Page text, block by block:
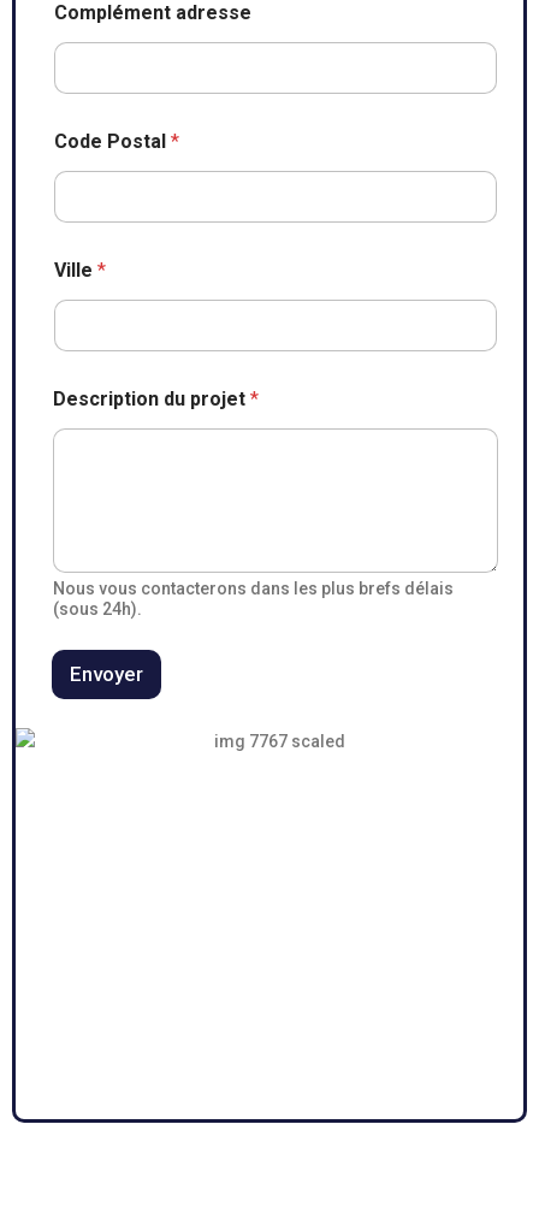
Complément adresse
Code Postal *
Ville *
Description du projet *
Nous vous contacterons dans les plus brefs délais
(sous 24h).
Envoyer